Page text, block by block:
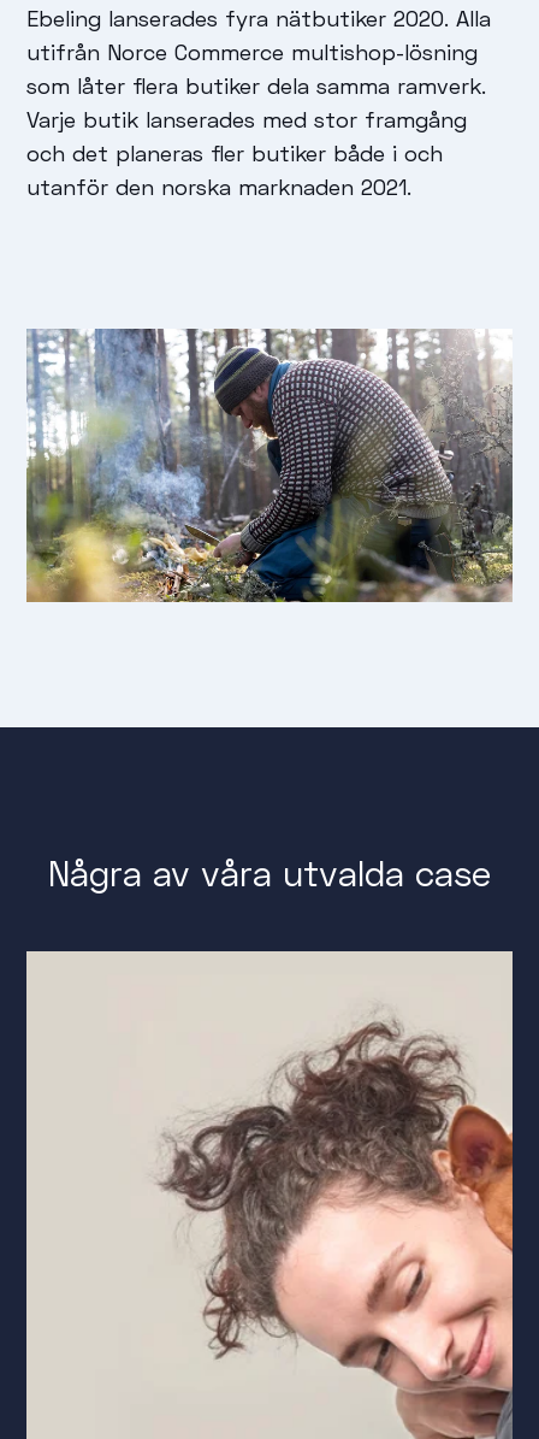
Ebeling lanserades fyra nätbutiker 2020. Alla
utifrån Norce Commerce multishop-lösning
som låter flera butiker dela samma ramverk.
Varje butik lanserades med stor framgång
och det planeras fler butiker både i och
utanför den norska marknaden 2021.
Några av våra utvalda case